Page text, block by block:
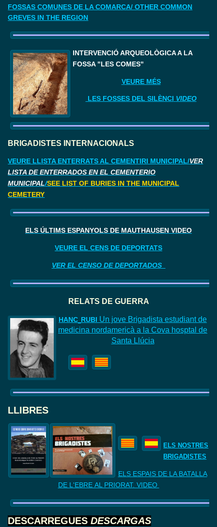
FOSSAS COMUNES DE LA COMARCA/ OTHER COMMON
GREVES IN THE REGION
INTERVENCIÓ ARQUEOLÒGICA A LA
FOSSA "LES COMES"
VEURE MÉS
LES FOSSES DEL SILÈNCI VIDEO
BRIGADISTES INTERNACIONALS
VEURE LLISTA ENTERRATS AL CEMENTIRI MUNICIPAL/VER
LISTA DE ENTERRADOS EN EL CEMENTERIO
MUNICIPAL/SEE LIST OF BURIES IN THE MUNICIPAL
CEMETERY
ELS ÚLTIMS ESPANYOLS DE MAUTHAUSEN VIDEO
VEURE EL CENS DE DEPORTATS
VER EL CENSO DE DEPORTADOS
RELATS DE GUERRA
HANC RUBI Un jove Brigadista estudiant de
medicina nordamericà a la Cova hosptal de
Santa Llúcia
LLIBRES
ELS NOSTRES
BRIGADISTES
ELS ESPAIS DE LA BATALLA
DE L'EBRE AL PRIORAT. VIDEO
DESCARREGUESDESCARGAS